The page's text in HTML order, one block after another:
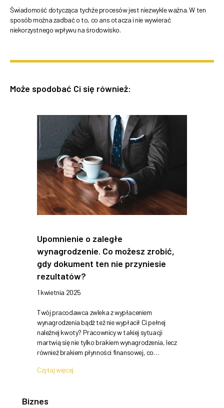
Świadomość dotycząca tychże procesów jest niezwykle ważna. W ten
sposób można zadbać o to, co ans otacza i nie wywierać
niekorzystnego wpływu na środowisko.
Może spodobać Ci się również:
Upomnienie o zaległe
wynagrodzenie. Co możesz zrobić,
gdy dokument ten nie przyniesie
rezultatów?
1 kwietnia 2025
Twój pracodawca zwleka z wypłaceniem
wynagrodzenia bądź też nie wypłacił Ci pełnej
należnej kwoty? Pracownicy w takiej sytuacji
martwią się nie tylko brakiem wynagrodzenia, lecz
również brakiem płynności finansowej, co…
Czytaj więcej
Biznes